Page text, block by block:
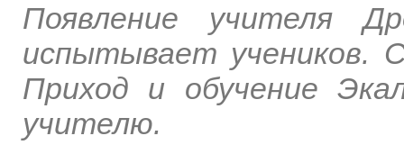
Появление учителя
испытывает учеников.
Приход и обучение
учителю.